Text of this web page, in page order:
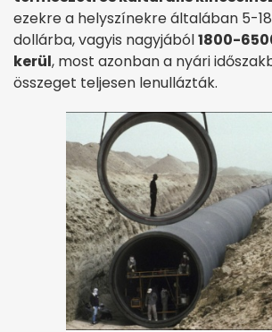
ezekre a helyszínekre általában 5-
dollárba, vagyis nagyjából1800-
kerül, most azonban a nyári
összeget teljesen lenullázták.